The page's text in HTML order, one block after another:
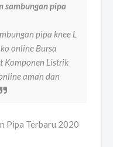
sambungan pipa
pipa knee L
online Bursa
Komponen Listrik
aman dan